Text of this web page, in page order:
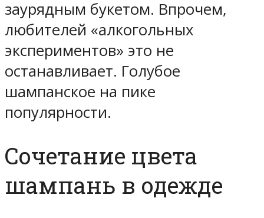
заурядным букетом. Впрочем,
любителей «алкогольных
экспериментов» это не
останавливает. Голубое
шампанское на пике
популярности.
Сочетание цвета
шампань в одежде